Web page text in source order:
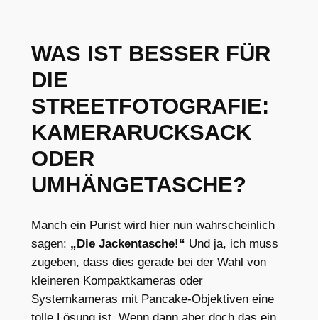
WAS IST BESSER FÜR
DIE
STREETFOTOGRAFIE:
KAMERARUCKSACK
ODER
UMHÄNGETASCHE?
Manch ein Purist wird hier nun wahrscheinlich
sagen: „Die Jackentasche!“ Und ja, ich muss
zugeben, dass dies gerade bei der Wahl von
kleineren Kompaktkameras oder
Systemkameras mit Pancake-Objektiven eine